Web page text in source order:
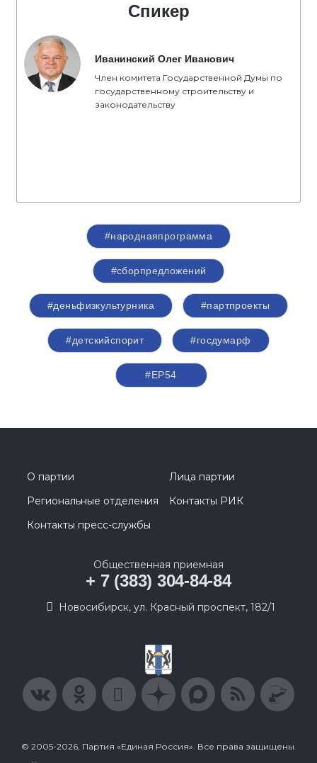
Спикер
Иванинский Олег Иванович
Член комитета Государственной Думы по
государственному строительству и
законодательству
#народнаяпрограмма
#сборпредложений
#деньфизкультурника #партпроекты
#детскийспорит #госдумарф
#ЕР54
О партии
Лица партии
Региональные отделения
Контакты РИК
Контакты пресс-службы
Общественная приемная
+ 7 (383) 304-84-84
Новосибирск, ул. Красный проспект, 182/1
© 2005-2026, Партия «Единая Россия». Все права защищены.